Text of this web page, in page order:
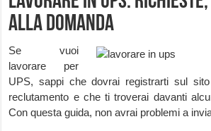
alla domanda
Se vuoi
lavorare per
UPS, sappi che dovrai registrarti sul
reclutamento e che ti troverai davanti
Con questa guida, non avrai problemi a